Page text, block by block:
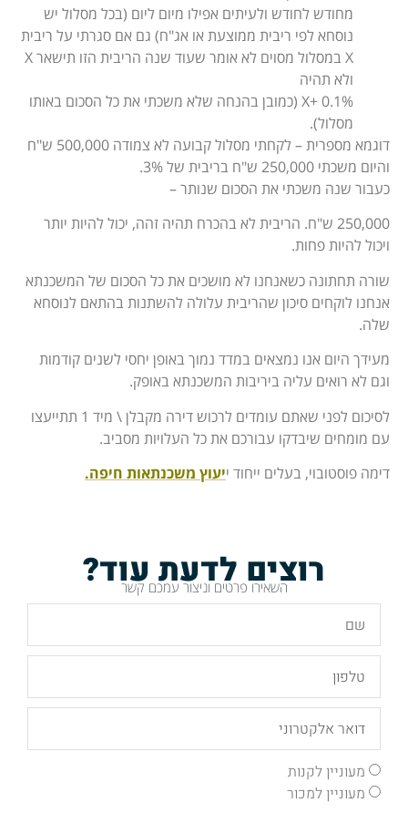
מחודש לחודש ולעיתים אפילו מיום ליום (בכל מסלול יש
נוסחא לפי ריבית ממוצעת או אג"ח) גם אם סגרתי על ריבית
X במסלול מסוים לא אומר שעוד שנה הריבית הזו תישאר X
ולא תהיה
X+ 0.1% (כמובן בהנחה שלא משכתי את כל הסכום באותו
מסלול).
דוגמא מספרית – לקחתי מסלול קבועה לא צמודה 500,000 ש"ח
והיום משכתי 250,000 ש"ח בריבית של 3%.
כעבור שנה משכתי את הסכום שנותר –
250,000 ש"ח. הריבית לא בהכרח תהיה זהה, יכול להיות יותר
ויכול להיות פחות.
שורה תחתונה כשאנחנו לא מושכים את כל הסכום של המשכנתא
אנחנו לוקחים סיכון שהריבית עלולה להשתנות בהתאם לנוסחא
שלה.
מעידך היום אנו נמצאים במדד נמוך באופן יחסי לשנים קודמות
וגם לא רואים עליה ביריבות המשכנתא באופק.
לסיכום לפני שאתם עומדים לרכוש דירה מקבלן \ מיד 1 תתייעצו
עם מומחים שיבדקו עבורכם את כל העלויות מסביב.
דימה פוסטובוי, בעלים ייחוד ייעוץ משכנתאות חיפה.
רוצים לדעת עוד?
השאירו פרטים וניצור עמכם קשר
מעוניין לקנות
מעוניין למכור